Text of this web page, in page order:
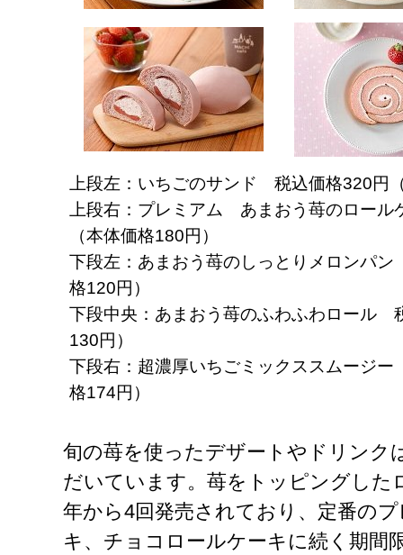
上段左：いちごのサンド 税込価格320円
上段右：プレミアム あまおう苺のロー
（本体価格180円）
下段左：あまおう苺のしっとりメロンパ
格120円）
下段中央：あまおう苺のふわふわロール
130円）
下段右：超濃厚いちごミックススムージ
格174円）
旬の苺を使ったデザートやドリンク
だいています。苺をトッピングした
年から4回発売されており、定番の
キ、チョコロールケーキに続く期間